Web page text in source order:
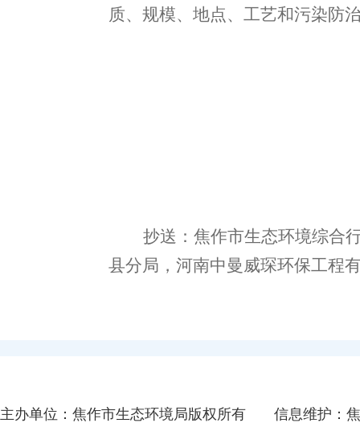
质、规模、地点、工艺和污染防
抄送：焦作市生态环境综合
县分局 ， 河南中曼威琛环保工程
主办单位：焦作市生态环境局版权所有
信息维护：